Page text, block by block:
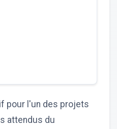
pour l'un des projets
attendus du